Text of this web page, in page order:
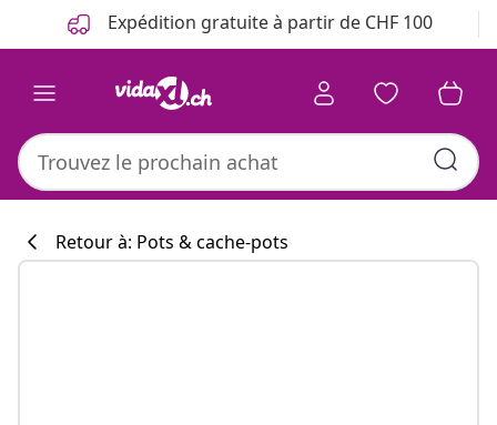
Précédent Expédition gratuite à partir de CHF 100
Retour à: Pots & cache-pots